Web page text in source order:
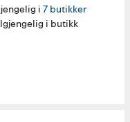
i 7 butikker
i butikk